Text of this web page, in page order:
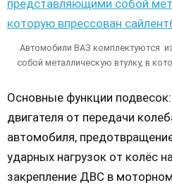
Автомобили ВАЗ комплектуются
собой металлическую втулку, в
Основные функции
двигателя от передачи
автомобиля,
ударных нагрузок от колёс
закрепление ДВС в